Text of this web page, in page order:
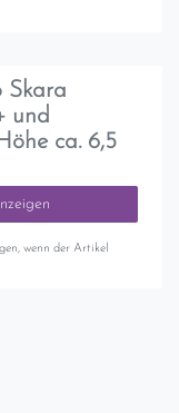
Skara
und
ca. 6,5
wenn der Artikel